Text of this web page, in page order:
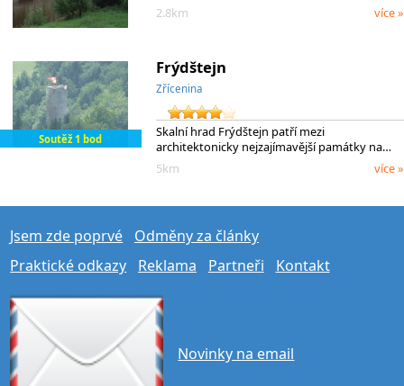
2.8km
více »
Soutěž 1 bod
Frýdštejn
Zřícenina
Skalní hrad Frýdštejn patří mezi
architektonicky nejzajímavější památky na…
5km
více »
Jsem zde poprvé
Odměny za články
Praktické odkazy
Reklama Partneři Kontakt
Novinky na email